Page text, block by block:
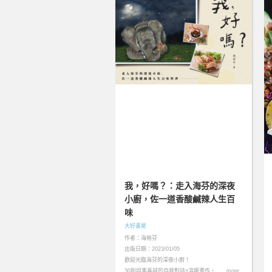
我，好嗎？：走入海芬的深夜
小廚，佐一道香酸鹹辣人生百
味
大好書屋
作者：海裕芬
出版日期：2023/01/05
歡迎光臨海芬的深夜小廚！
30則坦率真誠的自我對話×溫暖畫作，……more